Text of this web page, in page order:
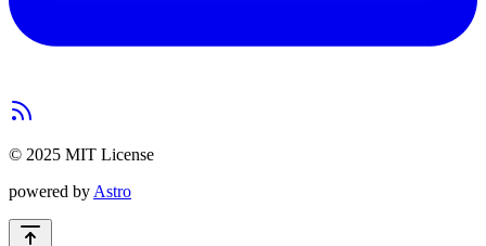
© 2025 MIT License
powered by Astro